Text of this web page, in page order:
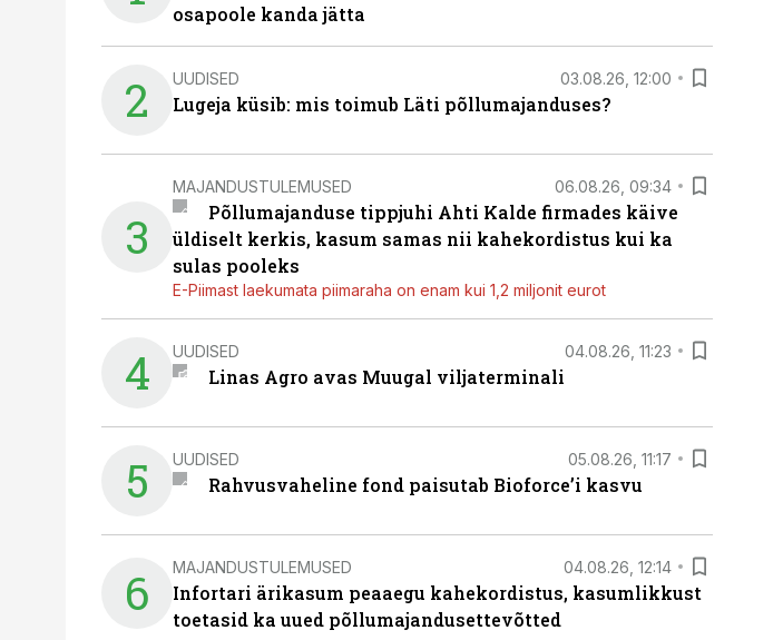
osapoole kanda jätta
2 UUDISED 03.08.26, 12:00
Lugeja küsib: mis toimub Läti põllumajanduses?
3
MAJANDUSTULEMUSED 06.08.26, 09:34
Põllumajanduse tippjuhi Ahti Kalde firmades käive
üldiselt kerkis, kasum samas nii kahekordistus kui ka
sulas pooleks
E-Piimast laekumata piimaraha on enam kui 1,2 miljonit eurot
4 UUDISED 04.08.26, 11:23
Linas Agro avas Muugal viljaterminali
5 UUDISED 05.08.26, 11:17
Rahvusvaheline fond paisutab Bioforce’i kasvu
6 MAJANDUSTULEMUSED 04.08.26, 12:14
Infortari ärikasum peaaegu kahekordistus, kasumlikkust
toetasid ka uued põllumajandusettevõtted